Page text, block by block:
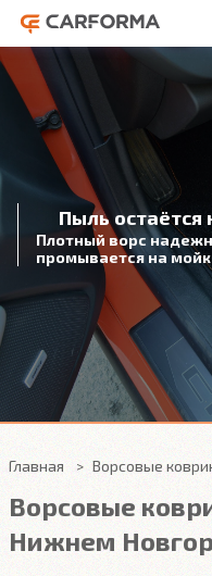
В
3D подножка
от влаги под
Главная Ворсовые
Ворсовые
Нижнем